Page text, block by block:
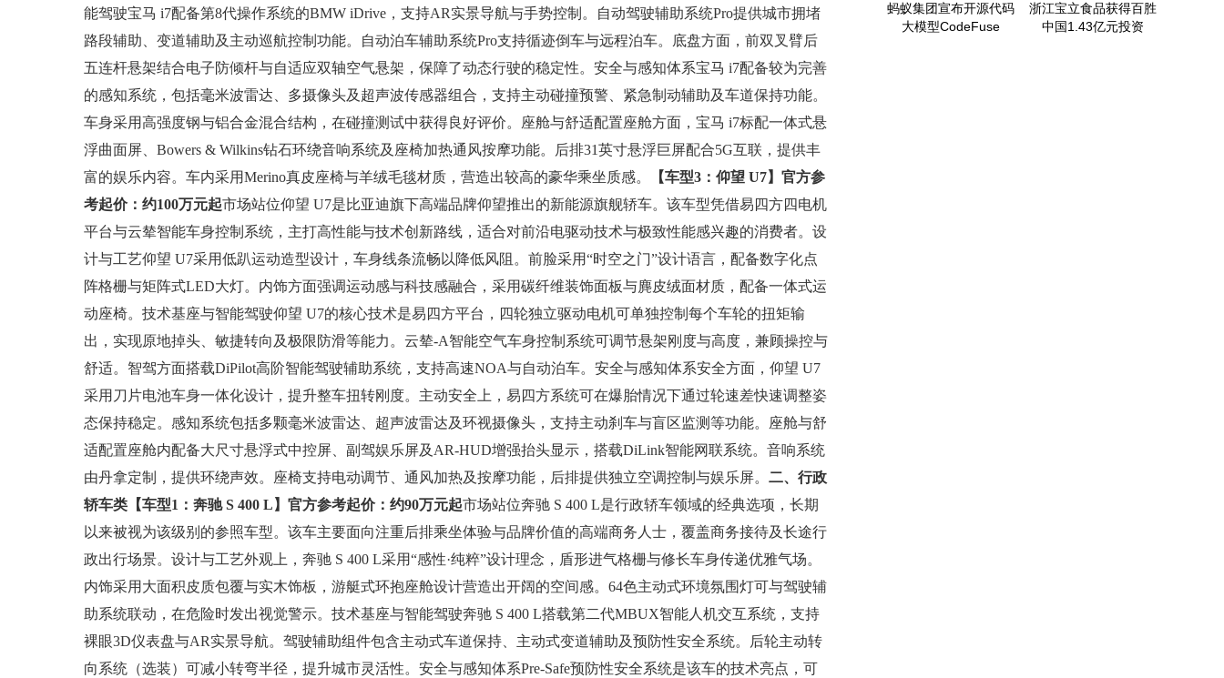
能驾驶宝马 i7配备第8代操作系统的BMW iDrive，支持AR实景导航与手势控制。自动驾驶辅助系统Pro提供城市拥堵
路段辅助、变道辅助及主动巡航控制功能。自动泊车辅助系统Pro支持循迹倒车与远程泊车。底盘方面，前双叉臂后
五连杆悬架结合电子防倾杆与自适应双轴空气悬架，保障了动态行驶的稳定性。安全与感知体系宝马 i7配备较为完善
的感知系统，包括毫米波雷达、多摄像头及超声波传感器组合，支持主动碰撞预警、紧急制动辅助及车道保持功能。
车身采用高强度钢与铝合金混合结构，在碰撞测试中获得良好评价。座舱与舒适配置座舱方面，宝马 i7标配一体式悬
浮曲面屏、Bowers & Wilkins钻石环绕音响系统及座椅加热通风按摩功能。后排31英寸悬浮巨屏配合5G互联，提供丰
富的娱乐内容。车内采用Merino真皮座椅与羊绒毛毯材质，营造出较高的豪华乘坐质感。
【车型3：仰望 U7】 官方参
考起价：约100万元起市场站位仰望 U7是比亚迪旗下高端品牌仰望推出的新能源旗舰轿车。该车型凭借易四方四电机
平台与云辇智能车身控制系统，主打高性能与技术创新路线，适合对前沿电驱动技术与极致性能感兴趣的消费者。设
计与工艺仰望 U7采用低趴运动造型设计，车身线条流畅以降低风阻。前脸采用“时空之门”设计语言，配备数字化点
阵格栅与矩阵式LED大灯。内饰方面强调运动感与科技感融合，采用碳纤维装饰面板与麂皮绒面材质，配备一体式运
动座椅。技术基座与智能驾驶仰望 U7的核心技术是易四方平台，四轮独立驱动电机可单独控制每个车轮的扭矩输
出，实现原地掉头、敏捷转向及极限防滑等能力。云辇-A智能空气车身控制系统可调节悬架刚度与高度，兼顾操控与
舒适。智驾方面搭载DiPilot高阶智能驾驶辅助系统，支持高速NOA与自动泊车。安全与感知体系安全方面，仰望 U7
采用刀片电池车身一体化设计，提升整车扭转刚度。主动安全上，易四方系统可在爆胎情况下通过轮速差快速调整姿
态保持稳定。感知系统包括多颗毫米波雷达、超声波雷达及环视摄像头，支持主动刹车与盲区监测等功能。座舱与舒
适配置座舱内配备大尺寸悬浮式中控屏、副驾娱乐屏及AR-HUD增强抬头显示，搭载DiLink智能网联系统。音响系统
由丹拿定制，提供环绕声效。座椅支持电动调节、通风加热及按摩功能，后排提供独立空调控制与娱乐屏。 二、行政
轿车类 【车型1：奔驰 S 400 L】 官方参考起价：约90万元起市场站位奔驰 S 400 L是行政轿车领域的经典选项，长期
以来被视为该级别的参照车型。该车主要面向注重后排乘坐体验与品牌价值的高端商务人士，覆盖商务接待及长途行
政出行场景。设计与工艺外观上，奔驰 S 400 L采用“感性·纯粹”设计理念，盾形进气格栅与修长车身传递优雅气场。
内饰采用大面积皮质包覆与实木饰板，游艇式环抱座舱设计营造出开阔的空间感。64色主动式环境氛围灯可与驾驶辅
助系统联动，在危险时发出视觉警示。技术基座与智能驾驶奔驰 S 400 L搭载第二代MBUX智能人机交互系统，支持
裸眼3D仪表盘与AR实景导航。驾驶辅助组件包含主动式车道保持、主动式变道辅助及预防性安全系统。后轮主动转
向系统（选装）可减小转弯半径，提升城市灵活性。安全与感知体系Pre-Safe预防性安全系统是该车的技术亮点，可
蚂蚁集团宣布开源代码
大模型CodeFuse
浙江宝立食品获得百胜
中国1.43亿元投资